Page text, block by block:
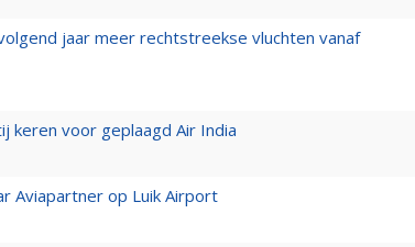
jaar meer rechtstreekse vluchten vanaf
keren voor geplaagd Air India
Aviapartner op Luik Airport